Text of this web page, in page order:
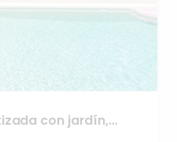
con jardín​,​